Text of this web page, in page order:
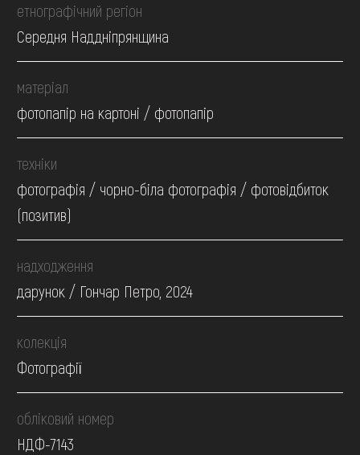
етнографічний регіон
Середня Наддніпрянщина
матеріал
фотопапір на картоні / фотопапір
техніки
фотографія / чорно-біла фотографія / фотовідбиток
(позитив)
надходження
дарунок / Гончар Петро, 2024
колекція
Фотографії
обліковий номер
НДФ-7143